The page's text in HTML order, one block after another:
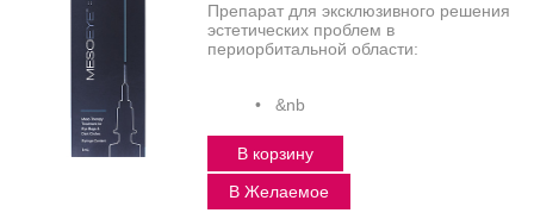
Препарат для эксклюзивного решения
эстетических проблем в
периорбитальной области:
• &nb
В корзину
В Желаемое